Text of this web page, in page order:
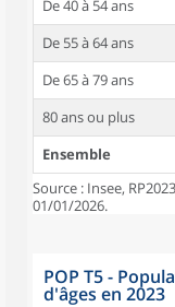
De 40 à 54 ans
De 55 à 64 ans
De 65 à 79 ans
80 ans ou plus
Ensemble
Source : Insee,
01/01/2026.
POP T5 -
d'âges en 2023